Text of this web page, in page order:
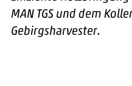
MAN TGS und dem
Gebirgsharvester.